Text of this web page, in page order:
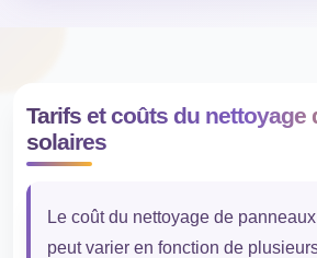
Tarifs et coûts du nettoyage
solaires
Le coût du nettoyage de
peut varier en fonction de